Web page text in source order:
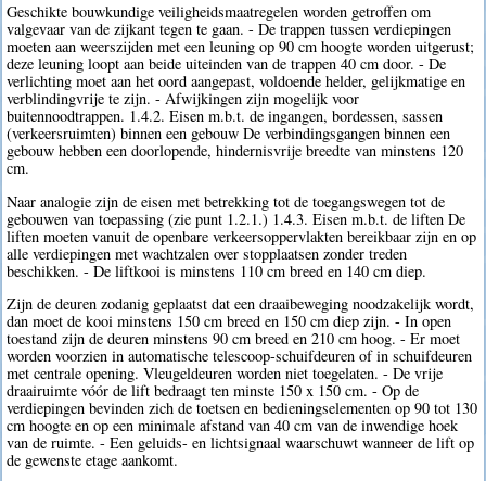
Geschikte bouwkundige veiligheidsmaatregelen worden getroffen om
valgevaar van de zijkant tegen te gaan. - De trappen tussen verdiepingen
moeten aan weerszijden met een leuning op 90 cm hoogte worden uitgerust;
deze leuning loopt aan beide uiteinden van de trappen 40 cm door. - De
verlichting moet aan het oord aangepast, voldoende helder, gelijkmatige en
verblindingvrije te zijn. - Afwijkingen zijn mogelijk voor
buitennoodtrappen. 1.4.2. Eisen m.b.t. de ingangen, bordessen, sassen
(verkeersruimten) binnen een gebouw De verbindingsgangen binnen een
gebouw hebben een doorlopende, hindernisvrije breedte van minstens 120
cm.
Naar analogie zijn de eisen met betrekking tot de toegangswegen tot de
gebouwen van toepassing (zie punt 1.2.1.) 1.4.3. Eisen m.b.t. de liften De
liften moeten vanuit de openbare verkeersoppervlakten bereikbaar zijn en op
alle verdiepingen met wachtzalen over stopplaatsen zonder treden
beschikken. - De liftkooi is minstens 110 cm breed en 140 cm diep.
Zijn de deuren zodanig geplaatst dat een draaibeweging noodzakelijk wordt,
dan moet de kooi minstens 150 cm breed en 150 cm diep zijn. - In open
toestand zijn de deuren minstens 90 cm breed en 210 cm hoog. - Er moet
worden voorzien in automatische telescoop-schuifdeuren of in schuifdeuren
met centrale opening. Vleugeldeuren worden niet toegelaten. - De vrije
draairuimte vóór de lift bedraagt ten minste 150 x 150 cm. - Op de
verdiepingen bevinden zich de toetsen en bedieningselementen op 90 tot 130
cm hoogte en op een minimale afstand van 40 cm van de inwendige hoek
van de ruimte. - Een geluids- en lichtsignaal waarschuwt wanneer de lift op
de gewenste etage aankomt.